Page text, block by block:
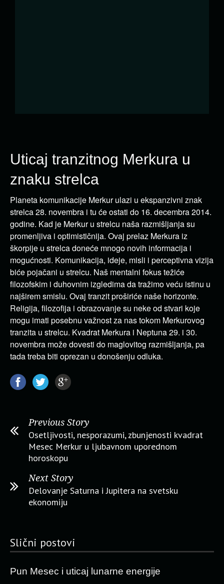
Uticaj tranzitnog Merkura u
znaku strelca
Planeta komunikacije Merkur ulazi u ekspanzivni znak
strelca 28. novembra i tu će ostati do 16. decembra 2014.
godine. Kad je Merkur u strelcu naša razmišljanja su
promenljiva i optimističnija. Ovaj prelaz Merkura iz
škorpije u strelca doneće mnogo novih informacija i
mogućnosti. Komunikacija, ideje, misli i perceptivna vizija
biće pojačani u strelcu. Naš mentalni fokus težiće
filozofskim i duhovnim izgledima da tražimo veću istinu u
najširem smislu. Ovaj tranzit proširiće naše horizonte.
Religija, filozofija i obrazovanje su neke od stvari koje
mogu imati posebnu važnost za nas tokom Merkurovog
tranzita u strelcu. Kvadrat Merkura i Neptuna 29. i 30.
novembra može dovesti do maglovitog razmišljanja, pa
tada treba biti oprezan u donošenju odluka.
Previous Story
Osetljivosti, nesporazumi, zbunjenosti kvadrat
Mesec Merkur u ljubavnom uporednom
horoskopu
Next Story
Delovanje Saturna i Jupitera na svetsku
ekonomiju
Slični postovi
Pun Mesec i uticaj lunarne energije